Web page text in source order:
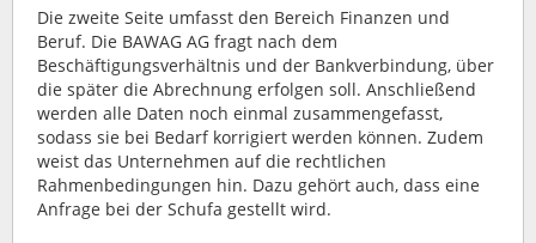
Die zweite Seite umfasst den Bereich Finanzen und
Beruf. Die BAWAG AG fragt nach dem
Beschäftigungsverhältnis und der Bankverbindung, über
die später die Abrechnung erfolgen soll. Anschließend
werden alle Daten noch einmal zusammengefasst,
sodass sie bei Bedarf korrigiert werden können. Zudem
weist das Unternehmen auf die rechtlichen
Rahmenbedingungen hin. Dazu gehört auch, dass eine
Anfrage bei der Schufa gestellt wird.